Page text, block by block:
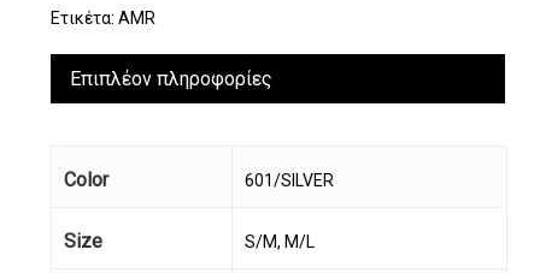
Ετικέτα: AMR
Επιπλέον πληροφορίες
Color 601/SILVER
Size S/M, M/L